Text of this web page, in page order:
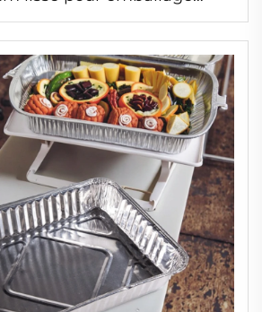
à la chaleur Cuvette
couvercle réutilisable
en feuille d’aluminium